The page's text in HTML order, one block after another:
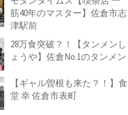
筋40年のマスター】佐倉市志
津駅前
28万食突破？！【タンメンし
ょうや】佐倉No.1のタンメン
【ギャル曽根も来た？！】食
堂 幸 佐倉市表町